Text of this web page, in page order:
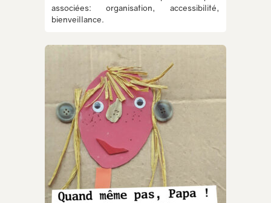
associées: organisation, accessibilité,
bienveillance.